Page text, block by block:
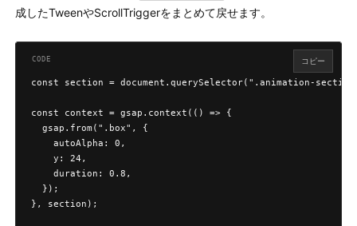
成したTweenやScrollTriggerをまとめて戻せます。
const section = document.querySelector(".animation-
const context = gsap.context(() => {
  gsap.from(".box", {
    autoAlpha: 0,
    y: 24,
    duration: 0.8,
  });
}, section);
コピー